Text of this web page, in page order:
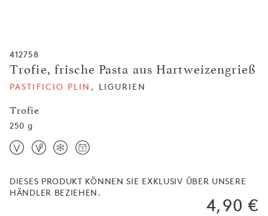
412758
Trofie, frische Pasta aus Hartweizengrieß
Trofie
PASTIFICIO PLIN , LIGURIEN
250 g
DIESES PRODUKT KÖNNEN SIE EXKLUSIV ÜBER UNSERE
HÄNDLER BEZIEHEN.
4,90 €